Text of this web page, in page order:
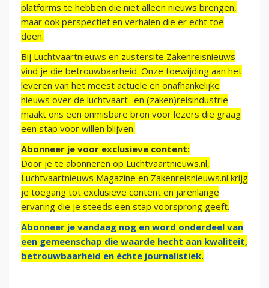
platforms te hebben die niet alleen nieuws brengen,
maar ook perspectief en verhalen die er echt toe
doen.
Bij Luchtvaartnieuws en zustersite Zakenreisnieuws
vind je die betrouwbaarheid. Onze toewijding aan het
leveren van het meest actuele en onafhankelijke
nieuws over de luchtvaart- en (zaken)reisindustrie
maakt ons een onmisbare bron voor lezers die graag
een stap voor willen blijven.
Abonneer je voor exclusieve content:
Door je te abonneren op Luchtvaartnieuws.nl,
Luchtvaartnieuws Magazine en Zakenreisnieuws.nl krijg
je toegang tot exclusieve content en jarenlange
ervaring die je steeds een stap voorsprong geeft.
Abonneer je vandaag nog en word onderdeel van
een gemeenschap die waarde hecht aan kwaliteit,
betrouwbaarheid en échte journalistiek.